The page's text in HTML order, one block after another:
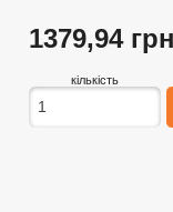
1379,94
кількість